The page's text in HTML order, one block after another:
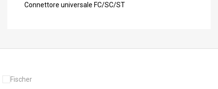
Connettore universale FC/SC/ST